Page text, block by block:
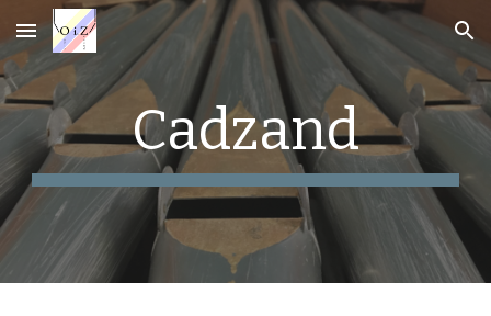
Skip to main content Skip to navigation
Cadzand